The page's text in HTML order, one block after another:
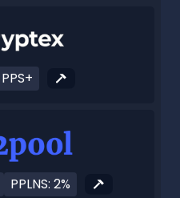
PPLNS: 2%